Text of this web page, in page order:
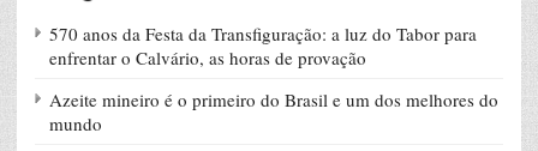
570 anos da Festa da Transfiguração: a luz do Tabor para
enfrentar o Calvário, as horas de provação
Azeite mineiro é o primeiro do Brasil e um dos melhores do
mundo